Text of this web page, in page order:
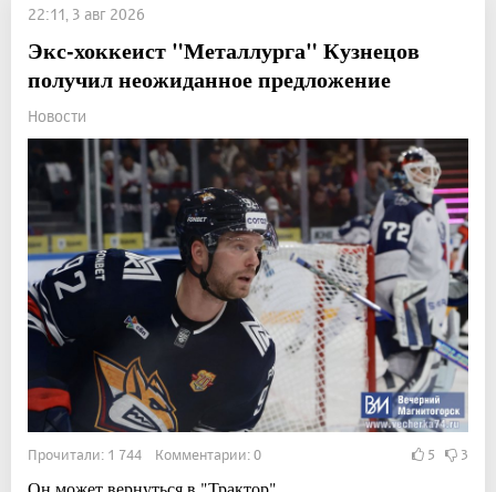
22:11, 3 авг 2026
Экс-хоккеист "Металлурга" Кузнецов
получил неожиданное предложение
Новости
Прочитали: 1 744 Комментарии: 0 5 3